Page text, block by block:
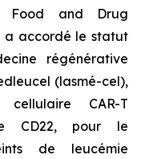
Food and Drug
a accordé le statut
régénérative
(lasmé-cel),
CAR-T
CD22, pour le
de leucémie